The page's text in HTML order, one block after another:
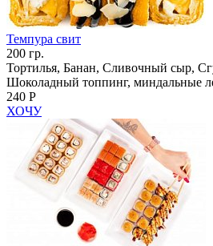
Темпура свит
200 гр.
Тортилья, Банан, Сливочный сыр,
Шоколадный топпинг, миндальные
240 Р
ХОЧУ